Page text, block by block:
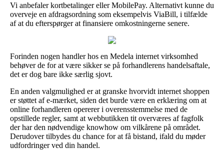
Vi anbefaler kortbetalinger eller MobilePay. Alternativt kunne du
overveje en afdragsordning som eksempelvis ViaBill, i tilfælde
af at du efterspørger at finansiere omkostningerne senere.
Forinden nogen handler hos en Medela internet virksomhed
behøver de for at være sikker se på forhandlerens handelsaftale,
det er dog bare ikke særlig sjovt.
En anden valgmulighed er at granske hvorvidt internet shoppen
er støttet af e-mærket, siden det burde være en erklæring om at
online forhandleren opererer i overensstemmelse med de
opstillede regler, samt at webbutikken tit overværes af fagfolk
der har den nødvendige knowhow om vilkårene på området.
Derudover tilbydes du chance for at få bistand, ifald du møder
udfordringer ved din handel.